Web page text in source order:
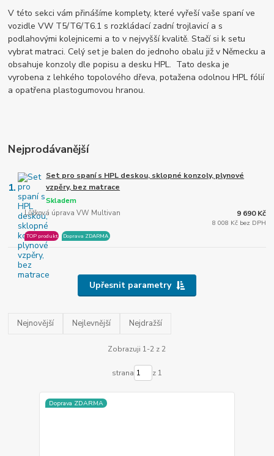
V této sekci vám přinášíme komplety, které vyřeší vaše spaní ve
vozidle VW T5/T6/T6.1 s rozkládací zadní trojlavicí a s
podlahovými kolejnicemi a to v nejvyšší kvalitě. Stačí si k setu
vybrat matraci. Celý set je balen do jednoho obalu již v Německu a
obsahuje konzoly dle popisu a desku HPL. Tato deska je
vyrobena z lehkého topolového dřeva, potažena odolnou HPL fólií
a opatřena plastogumovou hranou.
Nejprodávanější
1.
Set pro spaní s HPL deskou, sklopné konzoly, plynové
vzpěry, bez matrace
Lůžková úprava VW Multivan
Skladem
TOP produkt Doprava ZDARMA
9 690 Kč
8 008 Kč bez DPH
Upřesnit parametry
Nejnovější Nejlevnější Nejdražší
Zobrazuji 1-2 z 2
strana z 1
Doprava ZDARMA